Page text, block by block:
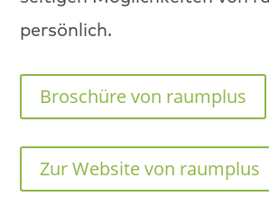
persönlich.
Broschüre von raumplus
Zur Web­site von raumplus